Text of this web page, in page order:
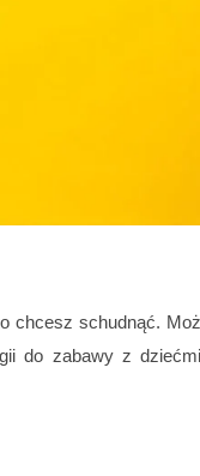
chcesz schudnąć.
do zabawy z